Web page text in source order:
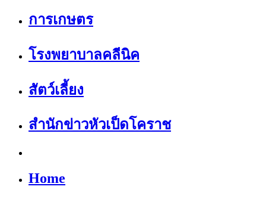
การเกษตร
โรงพยาบาลคลีนิค
สัตว์เลี้ยง
สำนักข่าวหัวเป็ดโคราช
Home